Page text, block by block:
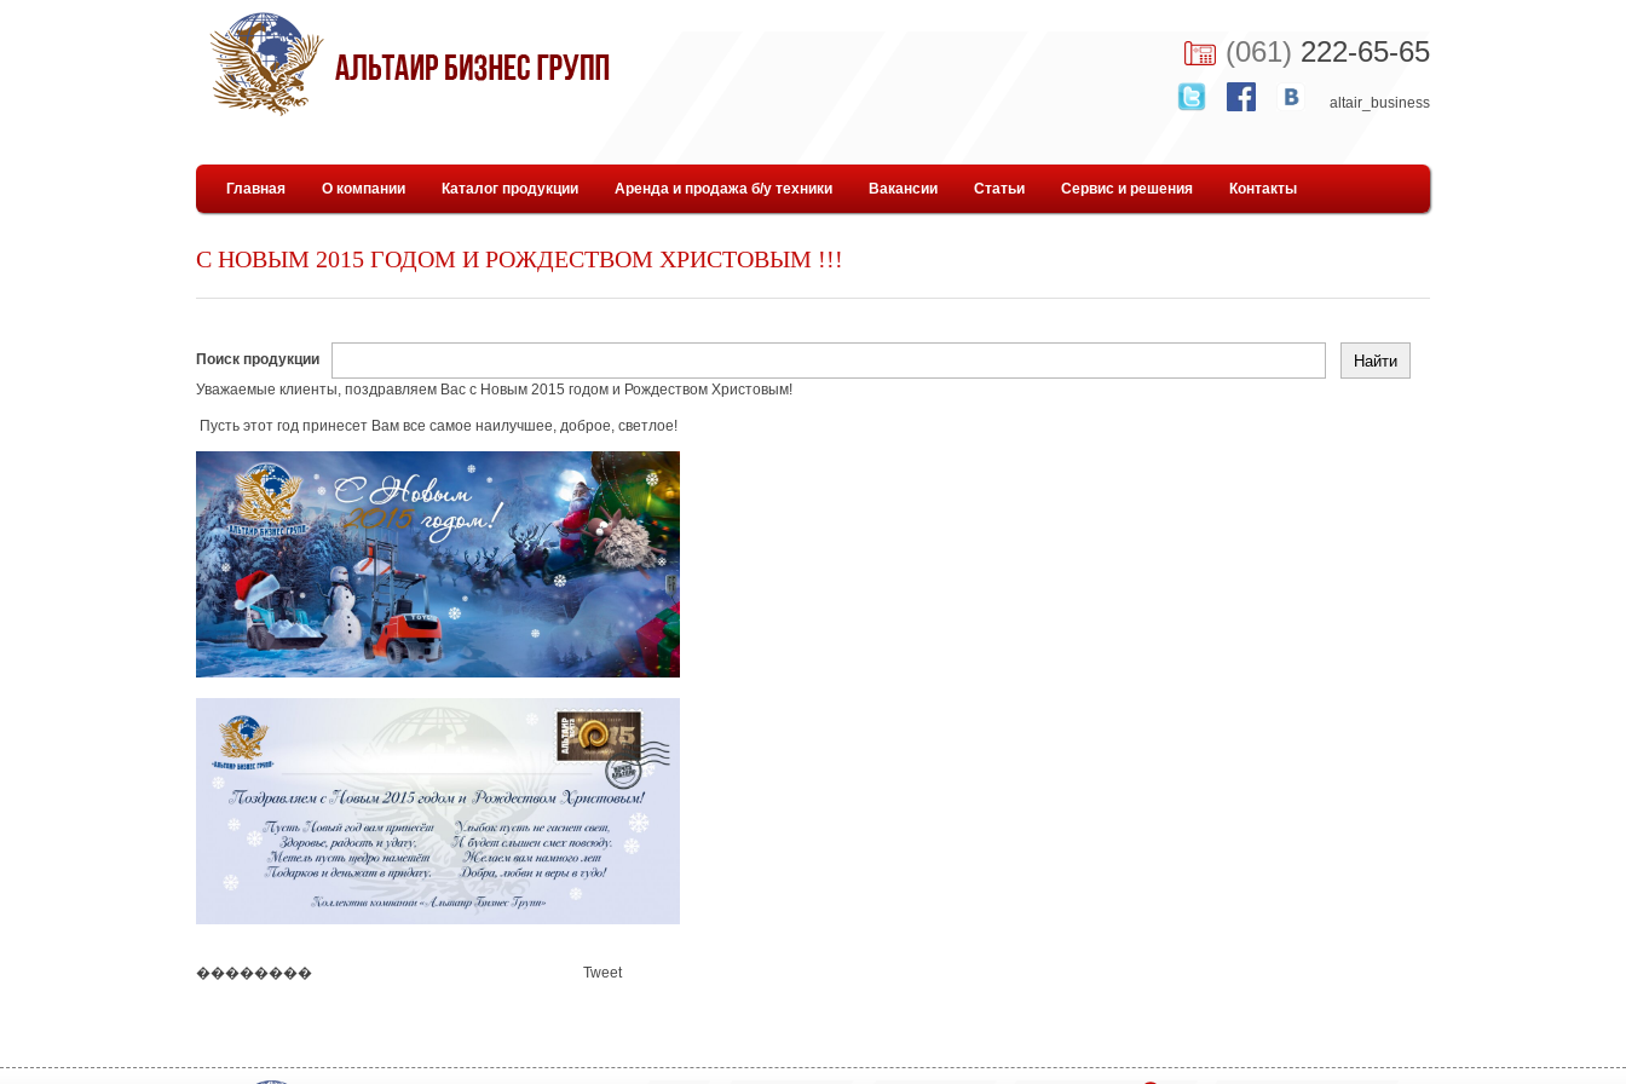
(061) 222-65-65
altair_business
Главная О компании Каталог продукции Аренда и продажа б/у техники Вакансии Статьи Сервис и решения Контакты
С НОВЫМ 2015 ГОДОМ И РОЖДЕСТВОМ ХРИСТОВЫМ !!!
Поиск продукции
Уважаемые клиенты, поздравляем Вас с Новым 2015 годом и Рождеством Христовым!
Пусть этот год принесет Вам все самое наилучшее, доброе, светлое!
�������� Tweet